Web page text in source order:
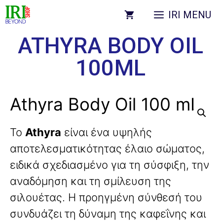
IRI MENU
ATHYRA BODY OIL
100ML
Athyra Body Oil 100 mL
Το Athyra είναι ένα υψηλής
αποτελεσματικότητας έλαιο σώματος,
ειδικά σχεδιασμένο για τη σύσφιξη, την
αναδόμηση και τη σμίλευση της
σιλουέτας. Η προηγμένη σύνθεσή του
συνδυάζει τη δύναμη της καφεΐνης και